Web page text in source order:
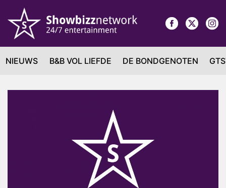
NIEUWS B&B VOL LIEFDE DE BONDGENOTEN